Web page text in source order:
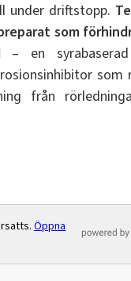
under driftstopp.
som
– en
som
från
Öppna